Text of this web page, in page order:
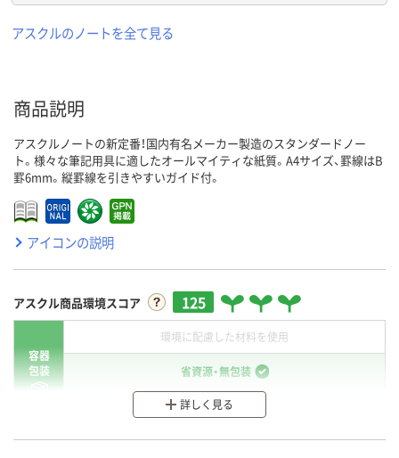
アスクルのノートを全て見る
商品説明
アスクルノートの新定番！国内有名メーカー製造のスタンダードノー
ト。様々な筆記用具に適したオールマイティな紙質。A4サイズ、罫線はB
罫6mm。縦罫線を引きやすいガイド付。
アイコンの説明
アスクル商品環境スコア 125
容器
包装
環境に配慮した材料を使用
省資源・無包装
分別・リサイクルしやすい設計
詳しく見る